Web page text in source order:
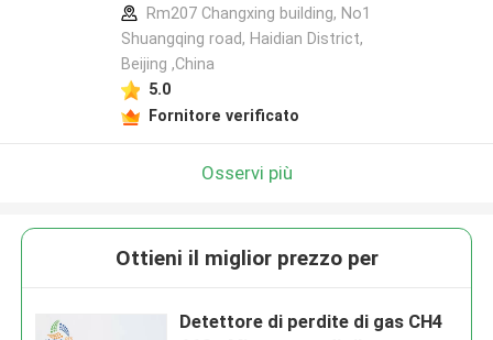
del produttore
Rm207 Changxing building, No1
Shuangqing road, Haidian District,
Beijing ,China
5.0
Fornitore verificato
Osservi più
Ottieni il miglior prezzo per
Detettore di perdite di gas CH4